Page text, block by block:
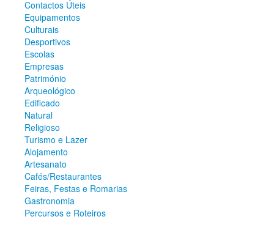
Avarias na Iluminação Pública
AREIAS E PIAS
Contactos Úteis
Equipamentos
Culturais
Desportivos
Escolas
Empresas
Património
Arqueológico
Edificado
Natural
Religioso
Turismo e Lazer
Alojamento
Artesanato
Cafés/Restaurantes
Contactos Úteis
Equipamentos
Culturais
Desportivos
Escolas
Empresas
Património
Arqueológico
Edificado
Natural
Religioso
Turismo e Lazer
Alojamento
Artesanato
Cafés/Restaurantes
Feiras, Festas e Romarias
Gastronomia
Percursos e Roteiros